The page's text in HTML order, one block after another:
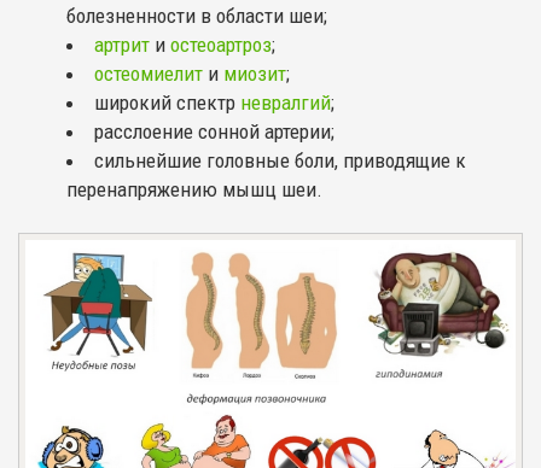
болезненности в области шеи;
артрит и остеоартроз;
остеомиелит и миозит;
широкий спектр невралгий;
расслоение сонной артерии;
сильнейшие головные боли, приводящие к
перенапряжению мышц шеи.